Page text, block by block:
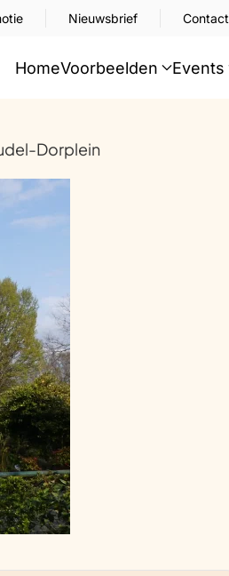
Nieuwsbrief Contact
HomeVoorbeelden Events
Dorplein